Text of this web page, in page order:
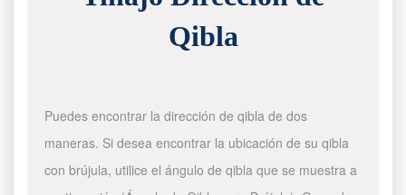
Qibla
Puedes encontrar la dirección de qibla de dos
maneras. Si desea encontrar la ubicación de su qibla
con brújula, utilice el ángulo de qibla que se muestra a